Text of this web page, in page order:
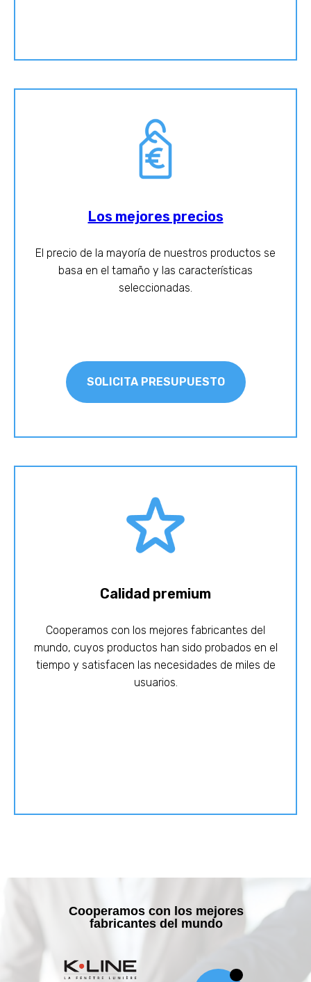
Los mejores precios
El precio de la mayoría de nuestros productos se
basa en el tamaño y las características
seleccionadas.
SOLICITA PRESUPUESTO
Calidad premium
Cooperamos con los mejores fabricantes del
mundo, cuyos productos han sido probados en el
tiempo y satisfacen las necesidades de miles de
usuarios.
Cooperamos con los mejores
fabricantes del mundo